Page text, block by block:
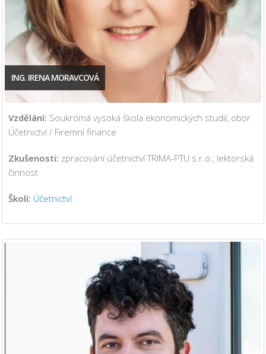
ING. IRENA MORAVCOVÁ
Vzdělání: Soukromá vysoká škola ekonomických studií, obor
Účetnictví / Firemní finance
Zkušenosti: zpracování účetnictví TRIMA-PTU s.r.o., lektorská
činnost
Školí: Účetnictví